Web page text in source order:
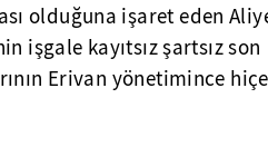
olduğuna işaret eden
işgale kayıtsız şartsız son
Erivan yönetimince hiçe